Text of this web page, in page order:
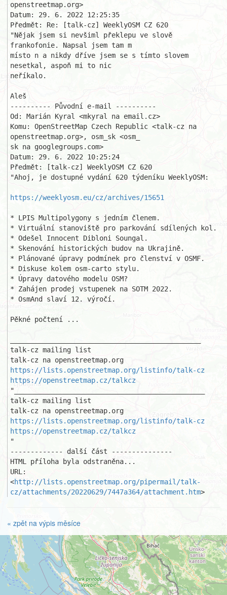
openstreetmap.org>
Datum: 29. 6. 2022 12:25:35
Předmět: Re: [talk-cz] WeeklyOSM CZ 620
"Nějak jsem si nevšiml překlepu ve slově
frankofonie. Napsal jsem tam m
místo n a nikdy dříve jsem se s tímto slovem
nesetkal, aspoň mi to nic
neříkalo.
Aleš
---------- Původní e-mail ----------
Od: Marián Kyral <mkyral na email.cz>
Komu: OpenStreetMap Czech Republic <talk-cz na
openstreetmap.org>, osm_sk <osm_
sk na googlegroups.com>
Datum: 29. 6. 2022 10:25:24
Předmět: [talk-cz] WeeklyOSM CZ 620
"Ahoj, je dostupné vydání 620 týdeníku WeeklyOSM:
https://weeklyosm.eu/cz/archives/15651
* LPIS Multipolygony s jedním členem.
* Virtuální stanoviště pro parkování sdílených kol.
* Odešel Innocent Dibloni Soungal.
* Skenování historických budov na Ukrajině.
* Plánované úpravy podmínek pro členství v OSMF.
* Diskuse kolem osm-carto stylu.
* Úpravy datového modelu OSM?
* Zahájen prodej vstupenek na SOTM 2022.
* OsmAnd slaví 12. výročí.
Pěkné počtení ...
talk-cz mailing list
https://lists.openstreetmap.org/listinfo/talk-cz
https://openstreetmap.cz/talkcz
"_______________________________________________
talk-cz mailing list
https://lists.openstreetmap.org/listinfo/talk-cz
https://openstreetmap.cz/talkcz
"
------------- další část ---------------
HTML příloha byla odstraněna...
URL:
<http://lists.openstreetmap.org/pipermail/talk-
cz/attachments/20220629/7447a364/attachment.htm>
« zpět na výpis měsíce